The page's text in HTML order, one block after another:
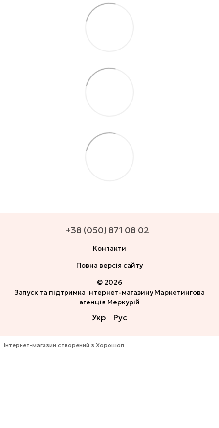
+38 (050) 871 08 02
Контакти
Повна версія сайту
© 2026
Запуск та підтримка інтернет-магазинуМаркетингова
агенція Меркурій
Укр Рус
Інтернет-магазин створений з Хорошоп